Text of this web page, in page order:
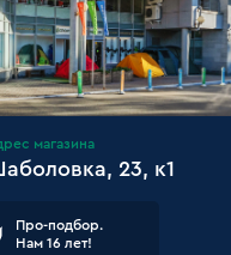
магазина
23, к1
Про-подбор.
Нам 16 лет!